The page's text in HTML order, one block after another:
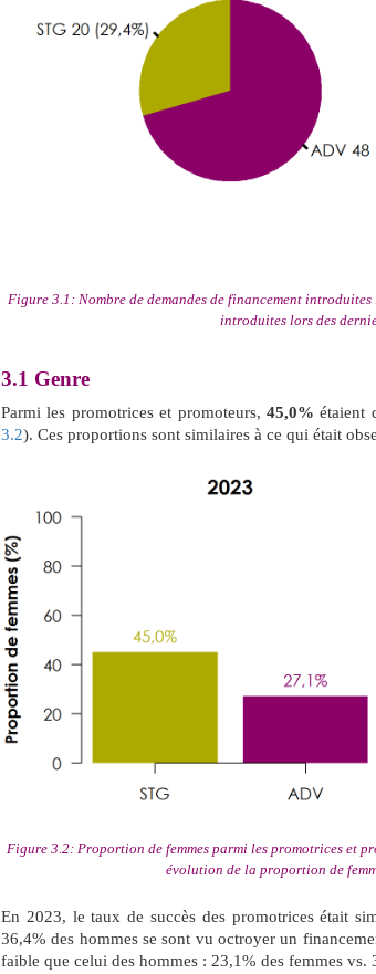
Figure 3.1: Nombre de demandes de financement
introduites lors des
3.1 Genre
Parmi les promotrices et promoteurs,45,0% étaient
3.2). Ces proportions sont similaires à ce qui était
Figure 3.2: Proportion de femmes parmi les promotrices et
évolution de la proportion de
En 2023, le taux de succès des promotrices était
36,4% des hommes se sont vu octroyer un
faible que celui des hommes : 23,1% des femmes